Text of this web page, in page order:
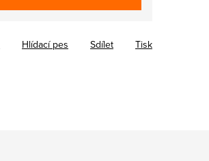
Tisk
Hlídací pes Sdílet